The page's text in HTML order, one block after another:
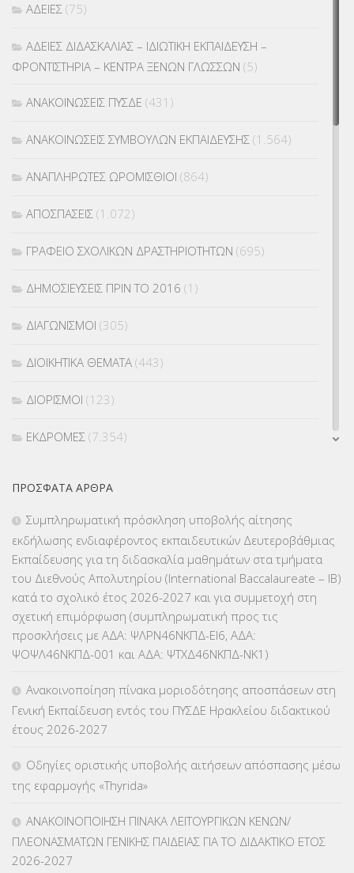
ΑΔΕΙΕΣ (75)
ΑΔΕΙΕΣ ΔΙΔΑΣΚΑΛΙΑΣ – ΙΔΙΩΤΙΚΗ ΕΚΠΑΙΔΕΥΣΗ –
ΦΡΟΝΤΙΣΤΗΡΙΑ – ΚΕΝΤΡΑ ΞΕΝΩΝ ΓΛΩΣΣΩΝ (5)
ΑΝΑΚΟΙΝΩΣΕΙΣ ΠΥΣΔΕ (431)
ΑΝΑΚΟΙΝΩΣΕΙΣ ΣΥΜΒΟΥΛΩΝ ΕΚΠΑΙΔΕΥΣΗΣ (1.564)
ΑΝΑΠΛΗΡΩΤΕΣ ΩΡΟΜΙΣΘΙΟΙ (864)
ΑΠΟΣΠΑΣΕΙΣ (1.072)
ΓΡΑΦΕΙΟ ΣΧΟΛΙΚΩΝ ΔΡΑΣΤΗΡΙΟΤΗΤΩΝ (695)
ΔΗΜΟΣΙΕΥΣΕΙΣ ΠΡΙΝ ΤΟ 2016 (1)
ΔΙΑΓΩΝΙΣΜΟΙ (305)
ΔΙΟΙΚΗΤΙΚΑ ΘΕΜΑΤΑ (443)
ΔΙΟΡΙΣΜΟΙ (123)
ΕΚΔΡΟΜΕΣ (7.354)
ΕΠΙΜΟΡΦΩΣΗ Τ.Π.Ε.(10)
ΕΥΡΩΠΑΪΚΑ ΠΡΟΓΡΑΜΜΑΤΑ(230)
ΚΕΣΥ (60)
ΚΕΣΥΠ(109)
ΚΠγ – ΚΡΑΤΙΚΟ ΠΙΣΤΟΠΟΙΗΤΙΚΟ ΓΛΩΣΣΟΜΑΘΕΙΑΣ(135)
ΚΠπ- ΚΡΑΤΙΚΟ ΠΙΣΤΟΠΟΙΗΤΙΚΟ ΠΛΗΡΟΦΟΡΙΚΗΣ
ΛΟΙΠΑ(309)
ΜΕΤΑΘΕΣΕΙΣ-ΤΟΠΟΘΕΤΗΣΕΙΣ ΒΕΛΤΙΩΣΕΙΣ(319)
ΠΡΌΣΦΑΤΑ ΆΡΘΡΑ
Συμπληρωματική πρόσκληση υποβολής αίτησης
εκδήλωσης ενδιαφέροντος εκπαιδευτικών Δευτεροβάθμιας
Εκπαίδευσης για τη διδασκαλία μαθημάτων στα τμήματα
του Διεθνούς Απολυτηρίου (International Baccalaureate – IB)
κατά το σχολικό έτος 2026-2027 και για συμμετοχή στη
σχετική επιμόρφωση (συμπληρωματική προς τις
προσκλήσεις με ΑΔΑ: ΨΛΡΝ46ΝΚΠΔ-ΕΙ6, ΑΔΑ:
ΨΟΨΛ46ΝΚΠΔ-001 και ΑΔΑ: ΨΤΧΔ46ΝΚΠΔ-ΝΚ1)
Ανακοινοποίηση πίνακα μοριοδότησης αποσπάσεων στη
Γενική Εκπαίδευση εντός του ΠΥΣΔΕ Ηρακλείου διδακτικού
έτους 2026-2027
Οδηγίες οριστικής υποβολής αιτήσεων απόσπασης μέσω
της εφαρμογής «Thyrida»
ΑΝΑΚΟΙΝΟΠΟΙΗΣΗ ΠΙΝΑΚΑ ΛΕΙΤΟΥΡΓΙΚΩΝ ΚΕΝΩΝ/
ΠΛΕΟΝΑΣΜΑΤΩΝ ΓΕΝΙΚΗΣ ΠΑΙΔΕΙΑΣ ΓΙΑ ΤΟ ΔΙΔΑΚΤΙΚΟ ΕΤΟΣ
2026-2027